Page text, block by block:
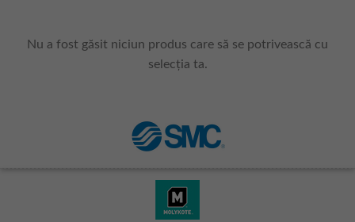
Nu a fost găsit niciun produs care să se potrivească cu
selecția ta.